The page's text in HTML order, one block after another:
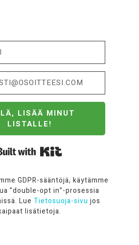
LISÄÄ MINUT
LISTALLE!
GDPR-sääntöjä, käytämme
”double-opt in”-prosessia
Lue Tietosuoja-sivu jos
lisätietoja.